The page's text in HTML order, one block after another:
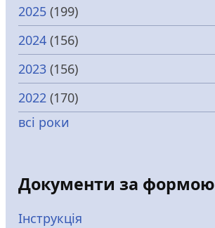
2025 (199)
2024 (156)
2023 (156)
2022 (170)
всі роки
Документи за формою
Інструкція